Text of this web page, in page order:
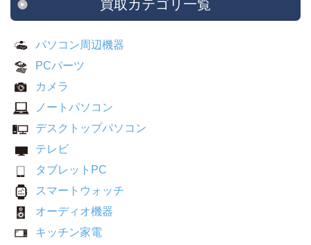
買取カテゴリ一覧
パソコン周辺機器
PCパーツ
カメラ
ノートパソコン
デスクトップパソコン
テレビ
タブレットPC
スマートウォッチ
オーディオ機器
キッチン家電